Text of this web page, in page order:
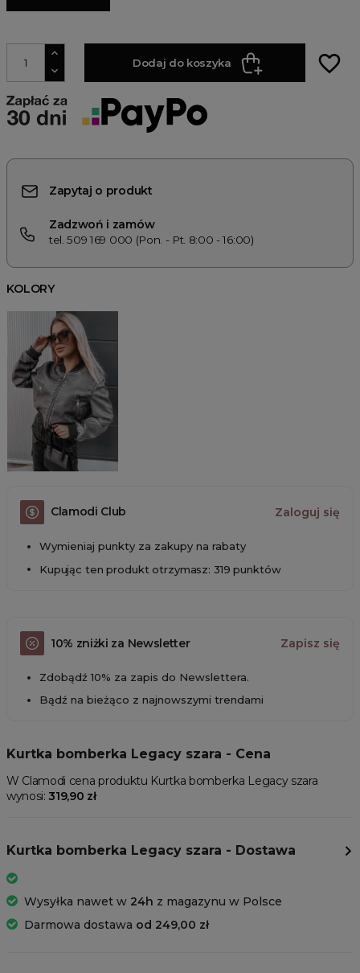
Dodaj do koszyka favorite_border
Zapytaj o produkt
Zadzwoń i zamów
tel. 509 169 000 (Pon. - Pt. 8:00 - 16:00)
KOLORY
Clamodi Club Zaloguj się
Wymieniaj punkty za zakupy na rabaty
Kupując ten produkt otrzymasz: 319 punktów
10% zniżki za Newsletter Zapisz się
Zdobądź 10% za zapis do Newslettera.
Bądź na bieżąco z najnowszymi trendami
Kurtka bomberka Legacy szara - Cena
W Clamodi cena produktu Kurtka bomberka Legacy szara
wynosi:319,90 zł
Kurtka bomberka Legacy szara - Dostawa
Wysyłka nawet w 24h z magazynu w Polsce
Darmowa dostawa od 249,00 zł